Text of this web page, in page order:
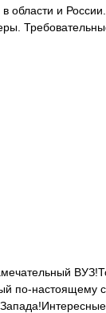
области и
по-настоящему